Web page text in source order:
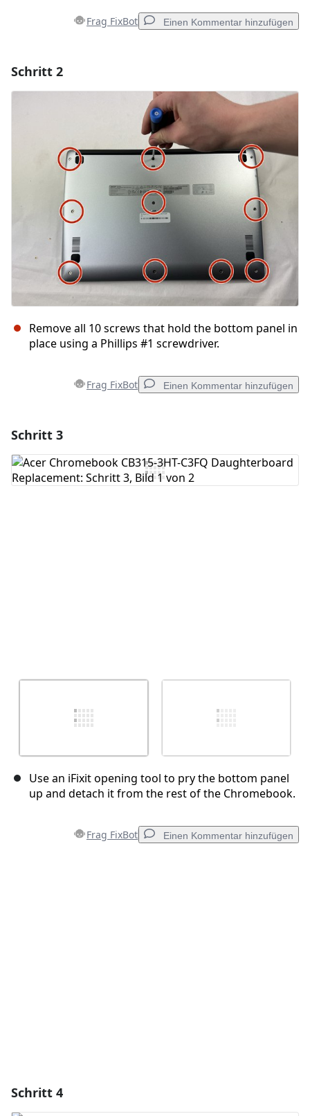
Frag FixBot Einen Kommentar hinzufügen
Kommentar hinzufügen
Abbrechen Kommentieren
Schritt 2
Remove all 10 screws that hold the bottom panel in
place using a Phillips #1 screwdriver.
Frag FixBot Einen Kommentar hinzufügen
Kommentar hinzufügen
Schritt 3
Use an iFixit opening tool to pry the bottom panel
up and detach it from the rest of the Chromebook.
Frag FixBot Einen Kommentar hinzufügen
Schritt 4